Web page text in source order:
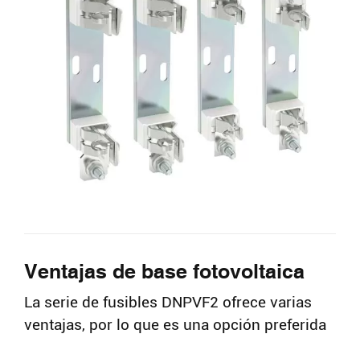
Ventajas de base fotovoltaica
La serie de fusibles DNPVF2 ofrece varias
ventajas, por lo que es una opción preferida